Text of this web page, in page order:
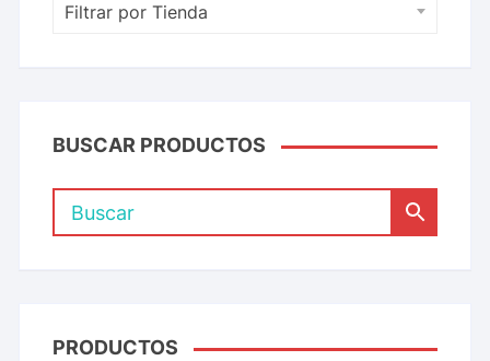
Filtrar por Tienda
BUSCAR PRODUCTOS
PRODUCTOS